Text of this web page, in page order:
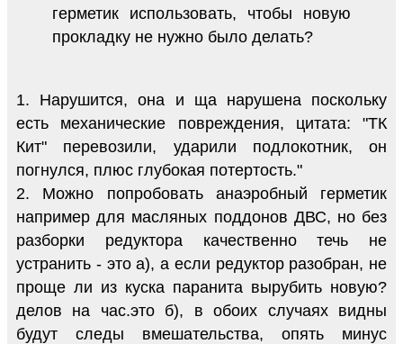
герметик использовать, чтобы новую
прокладку не нужно было делать?
1. Нарушится, она и ща нарушена поскольку
есть механические повреждения, цитата: "ТК
Кит" перевозили, ударили подлокотник, он
погнулся, плюс глубокая потертость."
2. Можно попробовать анаэробный герметик
например для масляных поддонов ДВС, но без
разборки редуктора качественно течь не
устранить - это а), а если редуктор разобран, не
проще ли из куска паранита вырубить новую?
делов на час.это б), в обоих случаях видны
будут следы вмешательства, опять минус